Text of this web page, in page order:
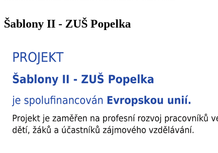
Šablony II - ZUŠ Popelka